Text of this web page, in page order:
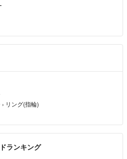
› リング(指輪)
ランキング